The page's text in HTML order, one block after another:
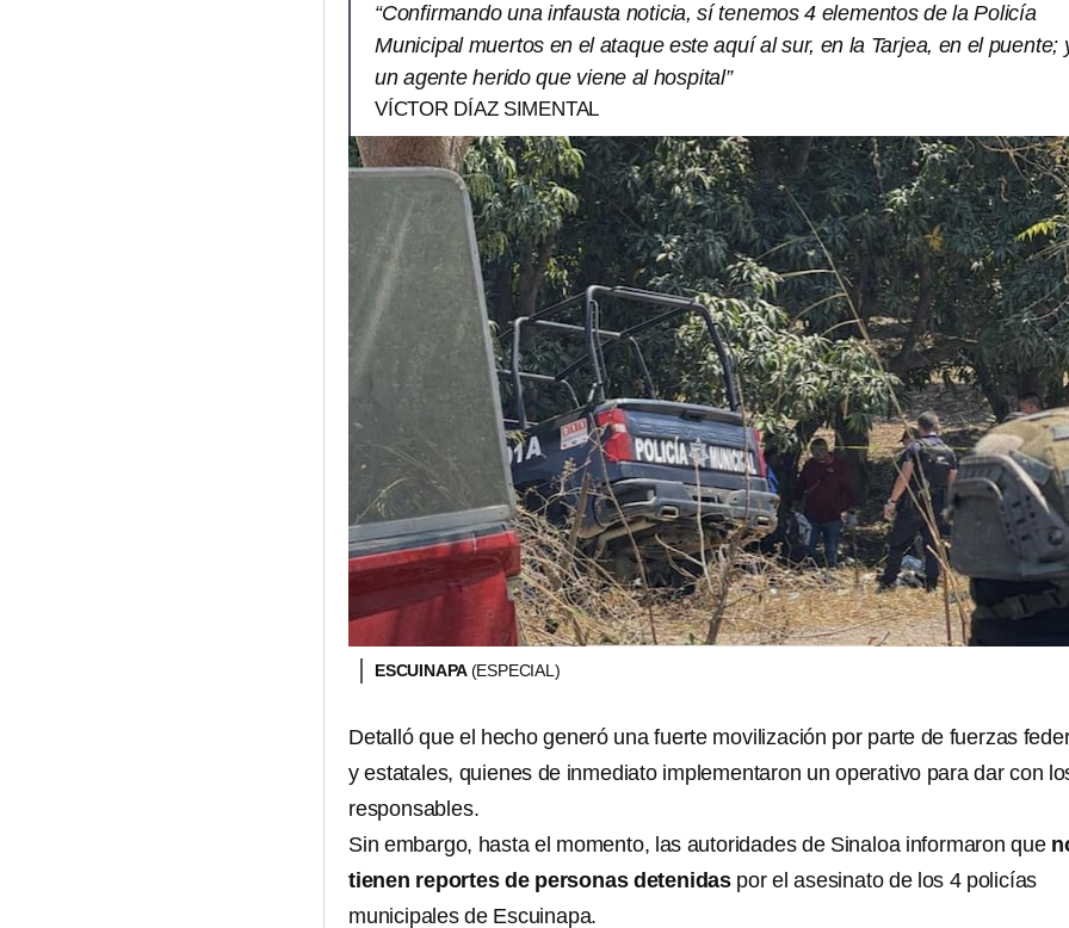
“Confirmando una infausta noticia, sí tenemos 4 elementos de la Policía
Municipal muertos en el ataque este aquí al sur, en la Tarjea, en el puente;
un agente herido que viene al hospital”
VÍCTOR DÍAZ SIMENTAL
ESCUINAPA(ESPECIAL)
Detalló que el hecho generó una fuerte movilización por parte de fuerzas
y estatales, quienes de inmediato implementaron un operativo para dar con
responsables.
Sin embargo, hasta el momento, las autoridades de Sinaloa informaron que
tienen reportes de personas detenidas por el asesinato de los 4 policías
municipales de Escuinapa.